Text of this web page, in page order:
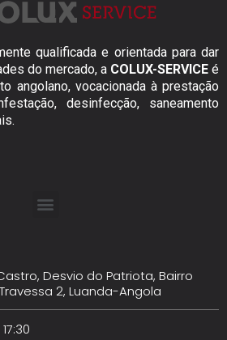
qualificada e orientada para dar
do mercado, a COLUX-SERVICE é
angolano, vocacionada à prestação
desinfecção, saneamento
Desvio do Patriota, Bairro
2, Luanda-Angola